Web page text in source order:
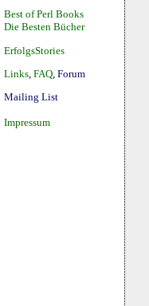
Best of Perl Books
Die Besten Bücher
ErfolgsStories
Links FAQ Forum
Mailing List
Impressum